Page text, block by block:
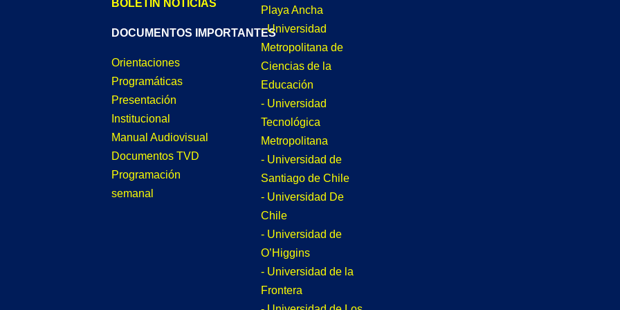
BOLETÍN NOTICIAS
DOCUMENTOS IMPORTANTES
Orientaciones
Programáticas
Presentación
Institucional
Manual Audiovisual
Documentos TVD
Programación
semanal
Playa Ancha
- Universidad
Metropolitana de
Ciencias de la
Educación
- Universidad
Tecnológica
Metropolitana
- Universidad de
Santiago de Chile
- Universidad De
Chile
- Universidad de
O’Higgins
- Universidad de la
Frontera